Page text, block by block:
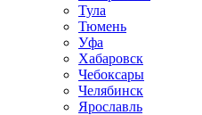
Тула
Тюмень
Уфа
Хабаровск
Чебоксары
Челябинск
Ярославль